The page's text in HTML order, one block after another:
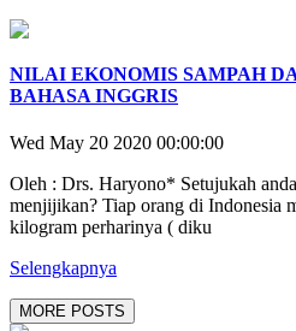
NILAI EKONOMIS SAMPAH
BAHASA INGGRIS
Wed May 20 2020 00:00:00
Oleh : Drs. Haryono* Setujukah
menjijikan? Tiap orang di Indonesia
kilogram perharinya ( diku
Selengkapnya
MORE POSTS